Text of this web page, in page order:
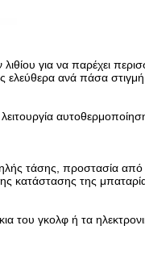
για να παρέχει
ελεύθερα ανά πάσα στιγμή.
τάσης, προστασία
κατάστασης της
του γκολφ ή τα